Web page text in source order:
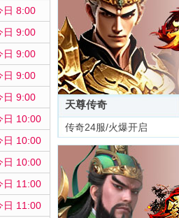
日 8:00
日 9:00
日 9:00
日 9:00
日 9:00
日 10:00
日 10:00
日 10:00
日 11:00
日 11:00
天尊传奇
传奇24服/火爆开启